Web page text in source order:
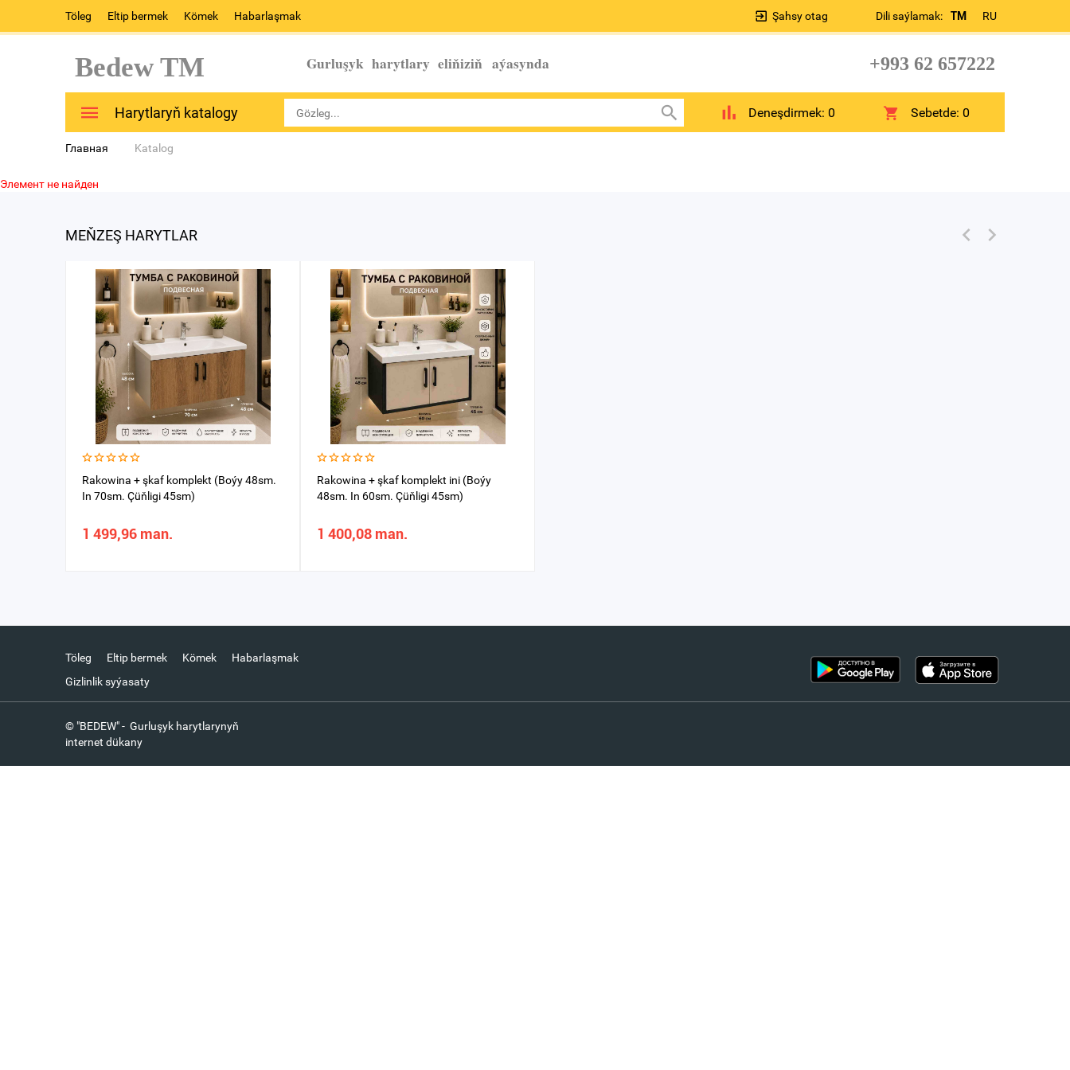
Töleg Eltip bermek Kömek Habarlaşmak Dili saýlamak: TM RU
Şahsy otag
Bedew TM Gurluşyk harytlary eliňiziň aýasynda +993 62 657222
Harytlaryň katalogy Deneşdirmek: 0 Sebetde:0
Главная Katalog
Элемент не найден
MEŇZEŞ HARYTLAR
Rakowina + şkaf komplekt (Boýy 48sm.
In 70sm. Çüňligi 45sm)
1 499,96 man.
Rakowina + şkaf komplekt ini (Boýy
48sm. In 60sm. Çüňligi 45sm)
1 400,08 man.
Töleg Eltip bermek Kömek
Habarlaşmak
Gizlinlik syýasaty
© "BEDEW" - Gurluşyk harytlarynyň
internet dükany